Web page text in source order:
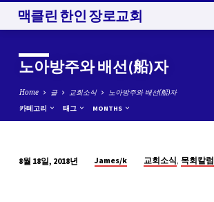
맥클린 한인 장로교회
노아방주와 배선(船)자
Home 글 교회소식 노아방주와 배선(船)자
카테고리 태그 MONTHS
8월 18일, 2018년 James/k 교회소식,목회칼럼